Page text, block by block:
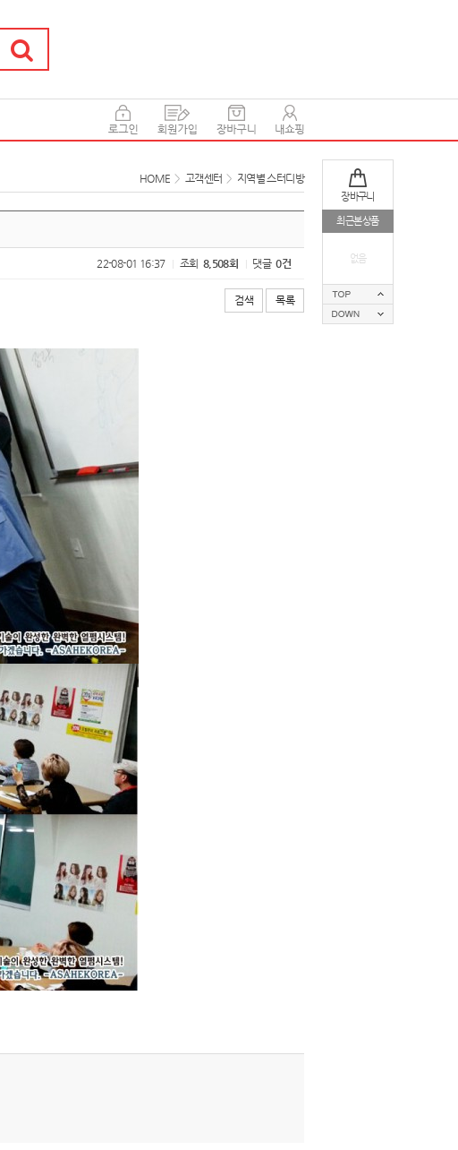
장바구니
최근본상품
없음
HOME > 고객센터 > 지역별 스터디방
22-08-01 16:37 조회 8,508회 댓글 0건
검색 목록